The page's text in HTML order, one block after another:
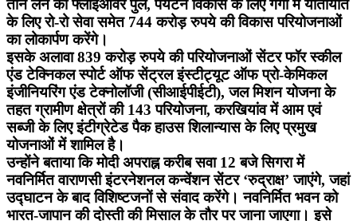
तीन लेन का फ्लाईओवर पुल, पर्यटन विकास के लिए गंगा में यातायात
के लिए रो-रो सेवा समेत 744 करोड़ रुपये की विकास परियोजनाओं
का लोकार्पण करेंगे।
इसके अलावा 839 करोड़ रुपये की परियोजनाओं सेंटर फॉर स्कील
एंड टेक्निकल स्पोर्ट ऑफ सेंट्रल इंस्टीट्यूट ऑफ प्रो-केमिकल
इंजीनियरिंग एंड टेक्नोलॉजी (सीआईपीईटी), जल मिशन योजना के
तहत ग्रामीण क्षेत्रों की 143 परियोजना, करखियांव में आम एवं
सब्जी के लिए इंटीग्रेटेड पैक हाउस शिलान्यास के लिए प्रमुख
योजनाओं में शामिल है।
उन्होंने बताया कि मोदी अपराह्न करीब सवा 12 बजे सिगरा में
नवनिर्मित वाराणसी इंटरनेशनल कन्वेंशन सेंटर ‘रुद्राक्ष’ जाएंगे, जहां
उद्घाटन के बाद विशिष्टजनों से संवाद करेंगे। नवनिर्मित भवन को
भारत-जापान की दोस्ती की मिसाल के तौर पर जाना जाएगा। इसे